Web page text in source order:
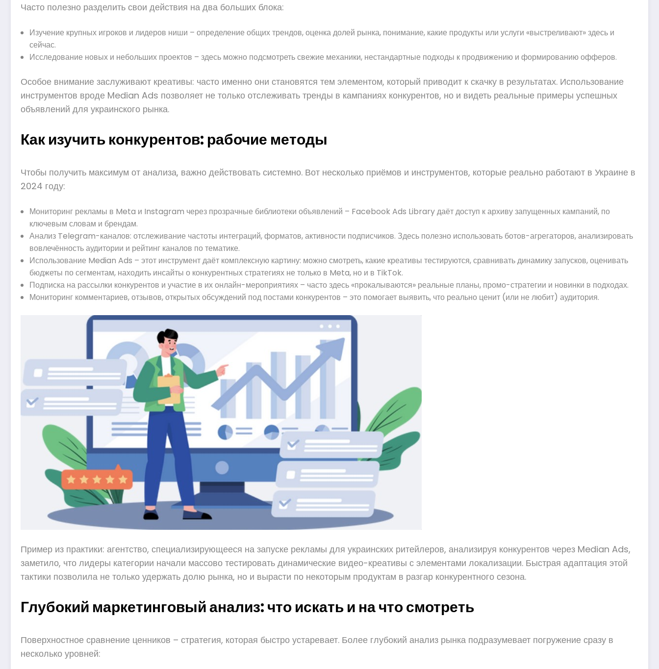
Часто полезно разделить свои действия на два больших блока:
Изучение крупных игроков и лидеров ниши – определение общих трендов, оценка долей рынка, понимание, какие продукты или услуги «выстреливают» здесь и
сейчас.
Исследование новых и небольших проектов – здесь можно подсмотреть свежие механики, нестандартные подходы к продвижению и формированию офферов.
Особое внимание заслуживают креативы: часто именно они становятся тем элементом, который приводит к скачку в результатах. Использование
инструментов вроде Median Ads позволяет не только отслеживать тренды в кампаниях конкурентов, но и видеть реальные примеры успешных
объявлений для украинского рынка.
Как изучить конкурентов: рабочие методы
Чтобы получить максимум от анализа, важно действовать системно. Вот несколько приёмов и инструментов, которые реально работают в Украине в
2024 году:
Мониторинг рекламы в Meta и Instagram через прозрачные библиотеки объявлений – Facebook Ads Library даёт доступ к архиву запущенных кампаний, по
ключевым словам и брендам.
Анализ Telegram-каналов: отслеживание частоты интеграций, форматов, активности подписчиков. Здесь полезно использовать ботов-агрегаторов, анализировать
вовлечённость аудитории и рейтинг каналов по тематике.
Использование Median Ads – этот инструмент даёт комплексную картину: можно смотреть, какие креативы тестируются, сравнивать динамику запусков, оценивать
бюджеты по сегментам, находить инсайты о конкурентных стратегиях не только в Meta, но и в TikTok.
Подписка на рассылки конкурентов и участие в их онлайн-мероприятиях – часто здесь «прокалываются» реальные планы, промо-стратегии и новинки в подходах.
Мониторинг комментариев, отзывов, открытых обсуждений под постами конкурентов – это помогает выявить, что реально ценит (или не любит) аудитория.
Пример из практики: агентство, специализирующееся на запуске рекламы для украинских ритейлеров, анализируя конкурентов через Median Ads,
заметило, что лидеры категории начали массово тестировать динамические видео-креативы с элементами локализации. Быстрая адаптация этой
тактики позволила не только удержать долю рынка, но и вырасти по некоторым продуктам в разгар конкурентного сезона.
Глубокий маркетинговый анализ: что искать и на что смотреть
Поверхностное сравнение ценников – стратегия, которая быстро устаревает. Более глубокий анализ рынка подразумевает погружение сразу в
несколько уровней: